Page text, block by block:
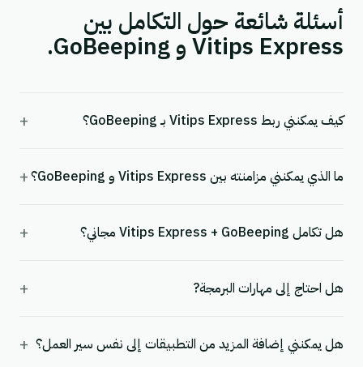
أسئلة شائعة حول التكامل بين
Vitips Express و GoBeeping.
كيف يمكنني ربط Vitips Express بـ GoBeeping؟ +
ما الذي يمكنني مزامنته بين Vitips Express و GoBeeping؟ +
هل تكامل Vitips Express + GoBeeping مجاني؟ +
هل احتاج إلى مهارات البرمجة? +
هل يمكنني إضافة المزيد من التطبيقات إلى نفس سير العمل؟ +